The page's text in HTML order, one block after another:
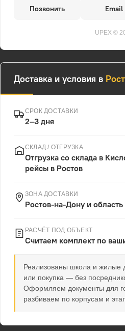
Доставка и условия в
СРОК ДОСТАВКИ
2–3 дня
СКЛАД / ОТГРУЗКА
Отгрузка со склада в
рейсы в Ростов
ЗОНА ДОСТАВКИ
Ростов-на-Дону и область
РАСЧЁТ ПОД ОБЪЕКТ
Считаем комплект по
Реализованы школа и жилые
или покупка — без
Оформляем документы для
разбиваем по корпусам и
Позвонить Email
UPEX ©